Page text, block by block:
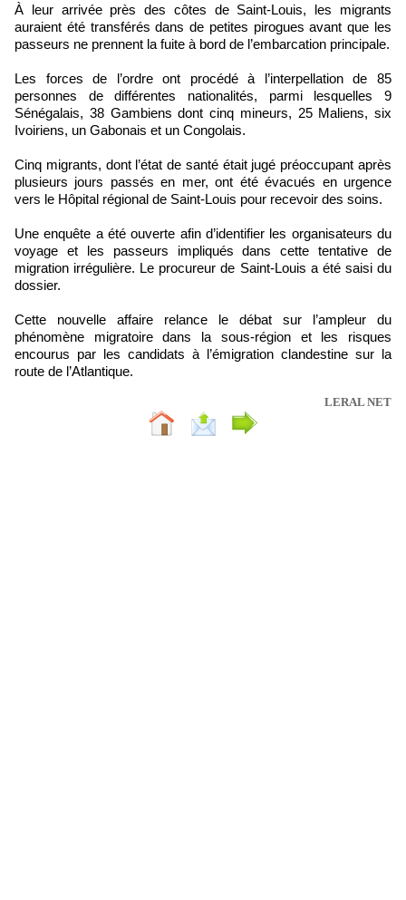
À leur arrivée près des côtes de Saint-Louis, les migrants
auraient été transférés dans de petites pirogues avant que les
passeurs ne prennent la fuite à bord de l’embarcation principale.
Les forces de l’ordre ont procédé à l’interpellation de 85
personnes de différentes nationalités, parmi lesquelles 9
Sénégalais, 38 Gambiens dont cinq mineurs, 25 Maliens, six
Ivoiriens, un Gabonais et un Congolais.
Cinq migrants, dont l’état de santé était jugé préoccupant après
plusieurs jours passés en mer, ont été évacués en urgence
vers le Hôpital régional de Saint-Louis pour recevoir des soins.
Une enquête a été ouverte afin d’identifier les organisateurs du
voyage et les passeurs impliqués dans cette tentative de
migration irrégulière. Le procureur de Saint-Louis a été saisi du
dossier.
Cette nouvelle affaire relance le débat sur l’ampleur du
phénomène migratoire dans la sous-région et les risques
encourus par les candidats à l’émigration clandestine sur la
route de l’Atlantique.
LERAL NET